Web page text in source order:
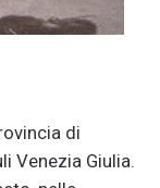
di
Venezia Giulia.